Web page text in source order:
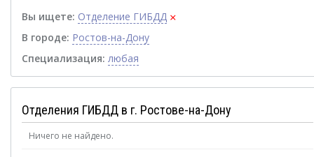
Вы ищете: Отделение ГИБДД ×
В городе: Ростов-на-Дону
Специализация: любая
Отделения ГИБДД в г. Ростове-на-Дону
Ничего не найдено.